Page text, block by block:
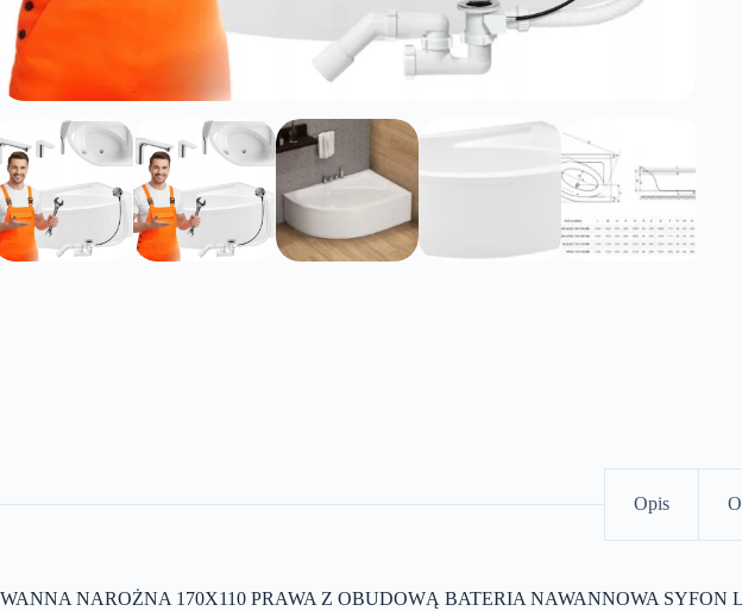
Opis
WANNA NAROŻNA 170X110 PRAWA Z OBUDOWĄ BATERIA NAWANNOWA SYFON